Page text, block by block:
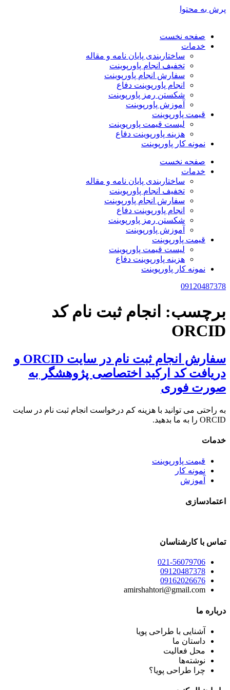
پرش به محتوا
صفحه نخست
خدمات
ساختاربندی پایان نامه و مقاله
تخفیف انجام پاورپوینت
سفارش انجام پاورپوینت
انجام پاورپوینت دفاع
شکستن رمز پاورپوینت
آموزش پاورپوینت
قیمت پاورپوینت
لیست قیمت پاورپوینت
هزینه پاورپوینت دفاع
نمونه کار پاورپوینت
صفحه نخست
خدمات
ساختاربندی پایان نامه و مقاله
تخفیف انجام پاورپوینت
سفارش انجام پاورپوینت
انجام پاورپوینت دفاع
شکستن رمز پاورپوینت
آموزش پاورپوینت
قیمت پاورپوینت
لیست قیمت پاورپوینت
هزینه پاورپوینت دفاع
نمونه کار پاورپوینت
09120487378
برچسب: انجام ثبت نام کد
ORCID
سفارش انجام ثبت نام در سایت ORCID و
دریافت کد ارکید اختصاصی پژوهشگر به
صورت فوری
به راحتی می توانید با هزینه کم درخواست انجام ثبت نام در سایت
ORCID را به ما بدهید.
خدمات
قیمت پاورپوینت
نمونه کار
آموزش
اعتمادسازی
تماس با کارشناسان
021-56079706
09120487378
09162026676
amirshahtori@gmail.com
درباره ما
آشنایی با طراحی پویا
داستان ما
محل فعالیت
نوشته‌ها
چرا طراحی پویا؟